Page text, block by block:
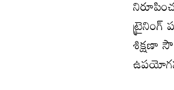
ట్రైనింగ్
శిక్షణా